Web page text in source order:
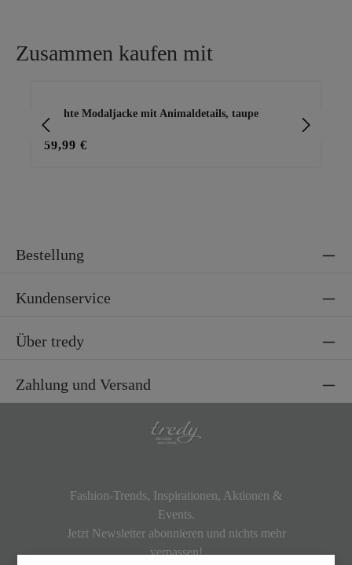
Zusammen kaufen mit
Leichte Modaljacke mit Animaldetails, taupe
59,99 €
Bestellung
Kundenservice
Über tredy
Zahlung und Versand
Fashion-Trends, Inspirationen, Aktionen &
Events.
Jetzt Newsletter abonnieren und nichts mehr
verpassen!